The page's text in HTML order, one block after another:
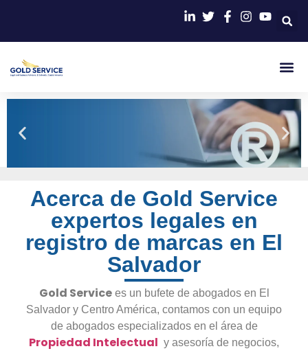
Trámites
para
el registro de
marcas en El
Salvador
Acerca de Gold Service
expertos legales en
registro de marcas en El
Salvador
Gold Servicees un bufete de abogados en El
Salvador y Centro América, contamos con un equipo
de abogados especializados en el área de
Propiedad Intelectual y asesoría de negocios,